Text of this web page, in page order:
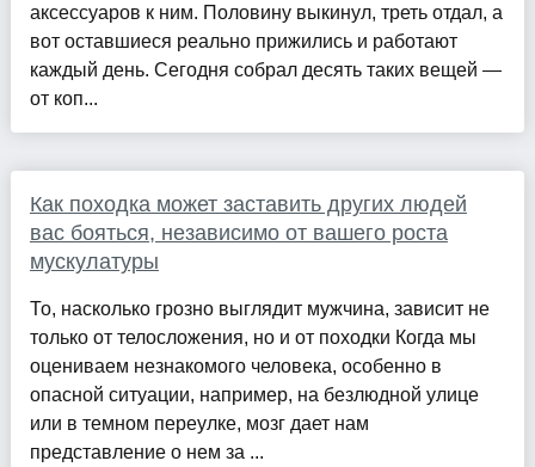
аксессуаров к ним. Половину выкинул, треть отдал, а
вот оставшиеся реально прижились и работают
каждый день. Сегодня собрал десять таких вещей —
от коп...
Как походка может заставить других людей
вас бояться, независимо от вашего роста
мускулатуры
То, насколько грозно выглядит мужчина, зависит не
только от телосложения, но и от походки Когда мы
оцениваем незнакомого человека, особенно в
опасной ситуации, например, на безлюдной улице
или в темном переулке, мозг дает нам
представление о нем за ...